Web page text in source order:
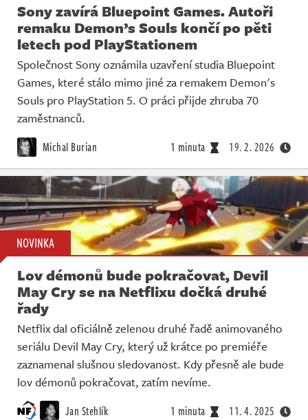
Sony zavírá Bluepoint Games. Autoři
remaku Demon’s Souls končí po pěti
letech pod PlayStationem
Společnost Sony oznámila uzavření studia Bluepoint
Games, které stálo mimo jiné za remakem Demon's
Souls pro PlayStation 5. O práci přijde zhruba 70
zaměstnanců.
Michal Burian 1 minuta 19. 2. 2026
NOVINKA
Lov démonů bude pokračovat, Devil
May Cry se na Netflixu dočká druhé
řady
Netflix dal oficiálně zelenou druhé řadě animovaného
seriálu Devil May Cry, který už krátce po premiéře
zaznamenal slušnou sledovanost. Kdy přesně ale bude
lov démonů pokračovat, zatím nevíme.
Jan Stehlík 1 minuta 11. 4. 2025